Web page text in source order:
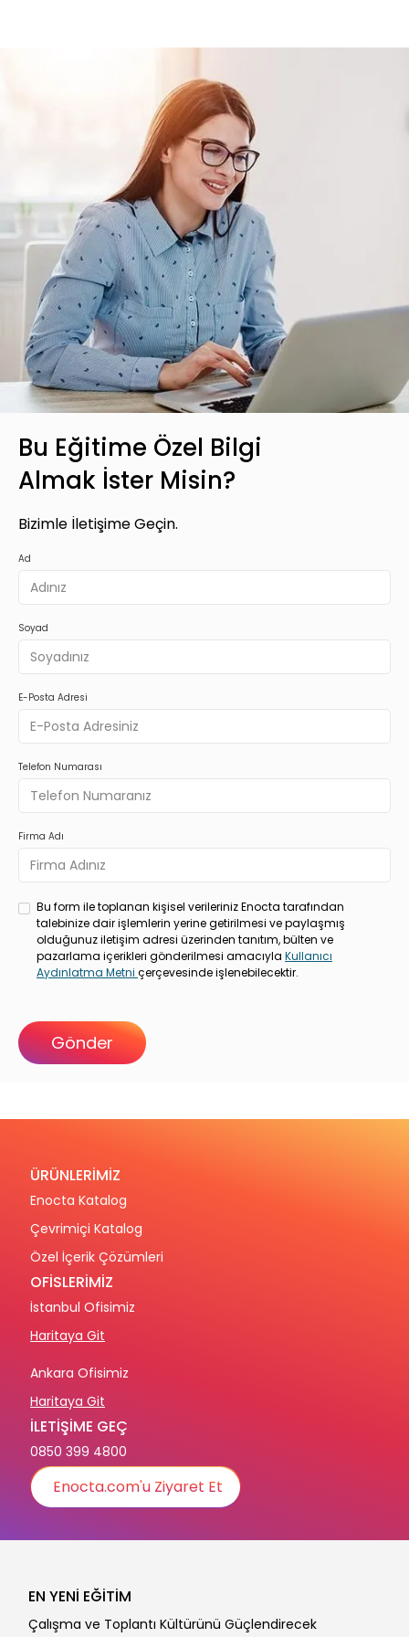
Bu Eğitime Özel Bilgi
Almak İster Misin?
Bizimle İletişime Geçin.
Ad
Soyad
E-Posta Adresi
Telefon Numarası
Firma Adı
Bu form ile toplanan kişisel verileriniz Enocta tarafından
talebinize dair işlemlerin yerine getirilmesi ve paylaşmış
olduğunuz iletişim adresi üzerinden tanıtım, bülten ve
pazarlama içerikleri gönderilmesi amacıyla Kullanıcı
Aydınlatma Metni çerçevesinde işlenebilecektir.
ÜRÜNLERİMİZ
Enocta Katalog
Çevrimiçi Katalog
Özel İçerik Çözümleri
OFİSLERİMİZ
İstanbul Ofisimiz
Haritaya Git
Ankara Ofisimiz
Haritaya Git
İLETİŞİME GEÇ
0850 399 4800
Enocta.com'u Ziyaret Et
EN YENİ EĞİTİM
Çalışma ve Toplantı Kültürünü Güçlendirecek